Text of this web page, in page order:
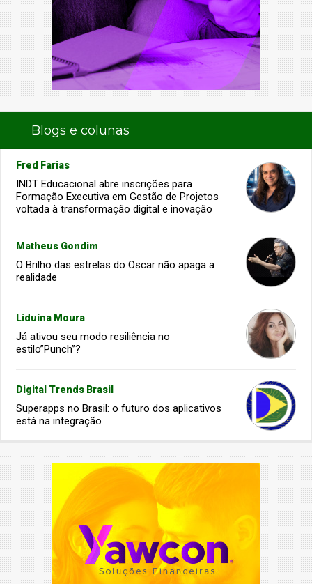
Blogs e colunas
Fred Farias
INDT Educacional abre inscrições para
Formação Executiva em Gestão de Projetos
voltada à transformação digital e inovação
Matheus Gondim
O Brilho das estrelas do Oscar não apaga a
realidade
Liduína Moura
Já ativou seu modo resiliência no
estilo”Punch”?
Digital Trends Brasil
Superapps no Brasil: o futuro dos aplicativos
está na integração